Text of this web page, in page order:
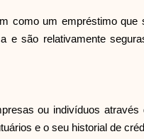
como um empréstimo
e são relativamente
ou indivíduos através
e o seu historial de